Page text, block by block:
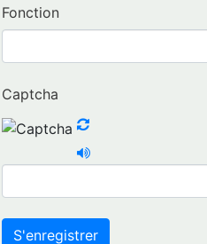
Fonction
Captcha